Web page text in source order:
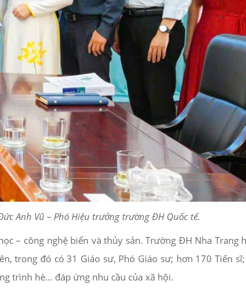
Anh Vũ – Phó Hiệu trưởng trường ĐH Quốc tế.
– công nghệ biển và thủy sản. Trường ĐH Nha Trang
trong đó có 31 Giáo sư, Phó Giáo sư; hơn 170 Tiến
trình hè… đáp ứng nhu cầu của xã hội.